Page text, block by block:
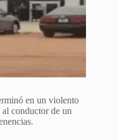
en un violento
al conductor de un